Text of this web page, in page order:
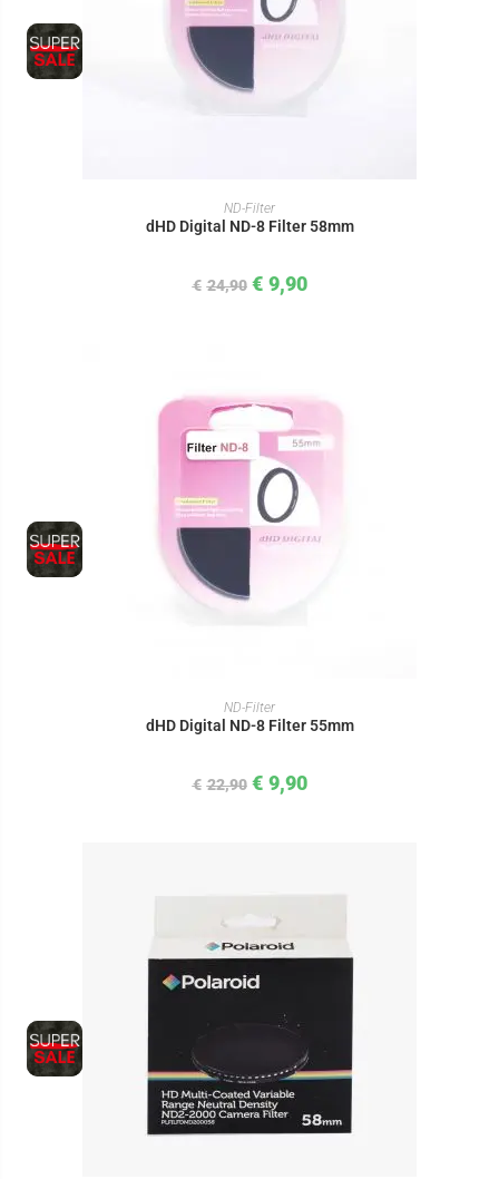
IN DEN WARENKORB
ND-Filter
dHD Digital ND-8 Filter 58mm
€ 24,90 € 9,90
IN DEN WARENKORB
ND-Filter
dHD Digital ND-8 Filter 55mm
€ 22,90 € 9,90